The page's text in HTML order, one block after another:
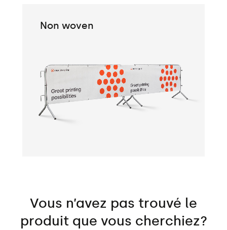
Non woven
Vous n’avez pas trouvé le
produit que vous cherchiez?